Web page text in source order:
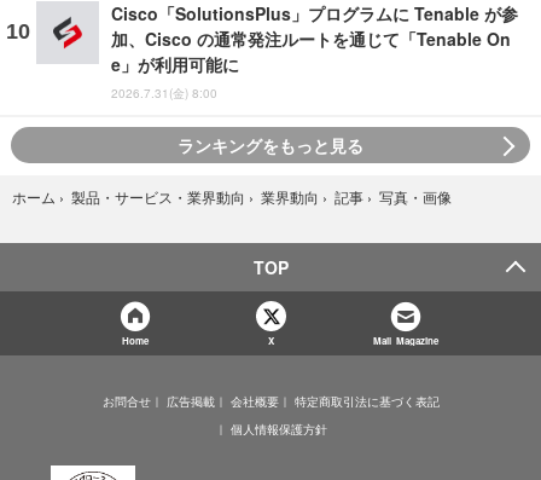
Cisco「SolutionsPlus」プログラムに Tenable が参
加、Cisco の通常発注ルートを通じて「Tenable On
e」が利用可能に
2026.7.31(金) 8:00
ランキングをもっと見る
ホーム › 製品・サービス・業界動向 › 業界動向 › 記事 › 写真・画像
TOP
Home X Mail Magazine
お問合せ 広告掲載 会社概要
特定商取引法に基づく表記
個人情報保護方針